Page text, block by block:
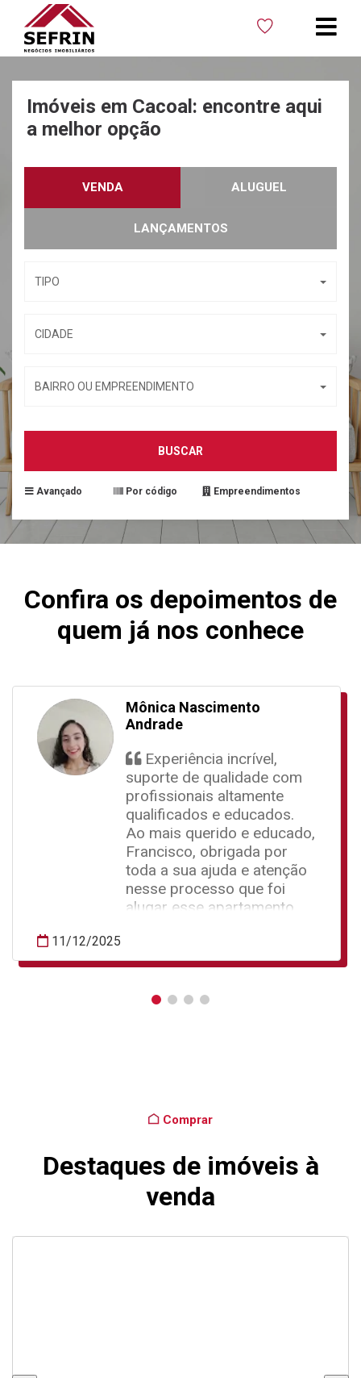
Imóveis em Cacoal: encontre aqui
a melhor opção
VENDA ALUGUEL
LANÇAMENTOS
TIPO
CIDADE
BAIRRO OU EMPREENDIMENTO
BUSCAR
Avançado Por código Empreendimentos
Confira os depoimentos de
quem já nos conhece
Mônica Nascimento
Andrade
Experiência incrível,
suporte de qualidade com
profissionais altamente
qualificados e educados.
Ao mais querido e educado,
Francisco, obrigada por
toda a sua ajuda e atenção
nesse processo que foi
alugar esse apartamento,
que sou muita grata por
simpatia, paciência e
11/12/2025
Comprar
Destaques de imóveis à
venda